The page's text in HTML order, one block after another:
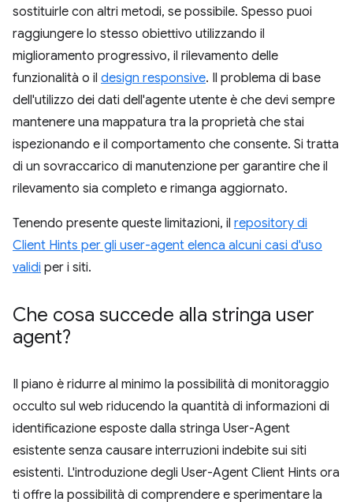
sostituirle con altri metodi, se possibile. Spesso puoi
raggiungere lo stesso obiettivo utilizzando il
miglioramento progressivo, il rilevamento delle
funzionalità o il design responsive. Il problema di base
dell'utilizzo dei dati dell'agente utente è che devi sempre
mantenere una mappatura tra la proprietà che stai
ispezionando e il comportamento che consente. Si tratta
di un sovraccarico di manutenzione per garantire che il
rilevamento sia completo e rimanga aggiornato.
Tenendo presente queste limitazioni, il repository di
Client Hints per gli user-agent elenca alcuni casi d'uso
validi per i siti.
Che cosa succede alla stringa user
agent?
Il piano è ridurre al minimo la possibilità di monitoraggio
occulto sul web riducendo la quantità di informazioni di
identificazione esposte dalla stringa User-Agent
esistente senza causare interruzioni indebite sui siti
esistenti. L'introduzione degli User-Agent Client Hints ora
ti offre la possibilità di comprendere e sperimentare la